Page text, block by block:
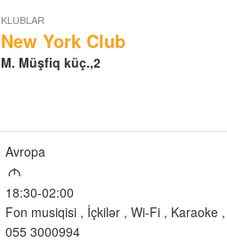
KLUBLAR
New York Club
M. Müşfiq küç.,2
Avropa
M
18:30-02:00
Fon musiqisi İçkilər Wi-Fi Karaoke
055 3000994